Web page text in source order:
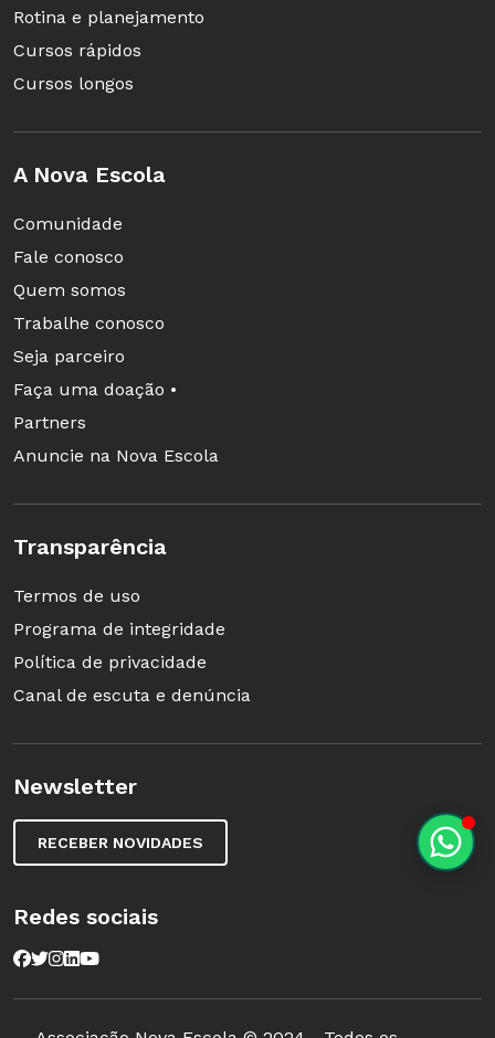
Rotina e planejamento
Cursos rápidos
Cursos longos
A Nova Escola
Comunidade
Fale conosco
Quem somos
Trabalhe conosco
Seja parceiro
Faça uma doação •
Partners
Anuncie na Nova Escola
Transparência
Termos de uso
Programa de integridade
Política de privacidade
Canal de escuta e denúncia
Newsletter
RECEBER NOVIDADES
Redes sociais